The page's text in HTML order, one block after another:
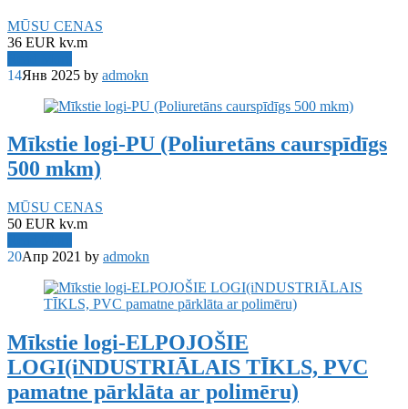
MŪSU CENAS
36 EUR kv.m
14Янв 2025 by admokn
Mīkstie logi-PU (Poliuretāns caurspīdīgs
500 mkm)
MŪSU CENAS
50 EUR kv.m
20Апр 2021 by admokn
Mīkstie logi-ELPOJOŠIE
LOGI(iNDUSTRIĀLAIS TĪKLS, PVC
pamatne pārklāta ar polimēru)